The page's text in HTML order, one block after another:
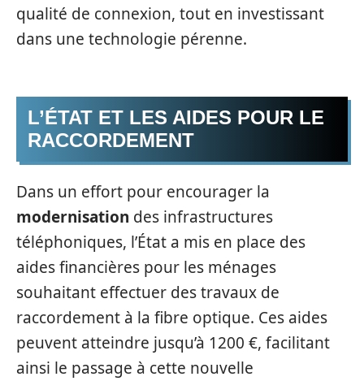
qualité de connexion, tout en investissant
dans une technologie pérenne.
L’ÉTAT ET LES AIDES POUR LE
RACCORDEMENT
Dans un effort pour encourager la
modernisation des infrastructures
téléphoniques, l’État a mis en place des
aides financières pour les ménages
souhaitant effectuer des travaux de
raccordement à la fibre optique. Ces aides
peuvent atteindre jusqu’à 1200 €, facilitant
ainsi le passage à cette nouvelle